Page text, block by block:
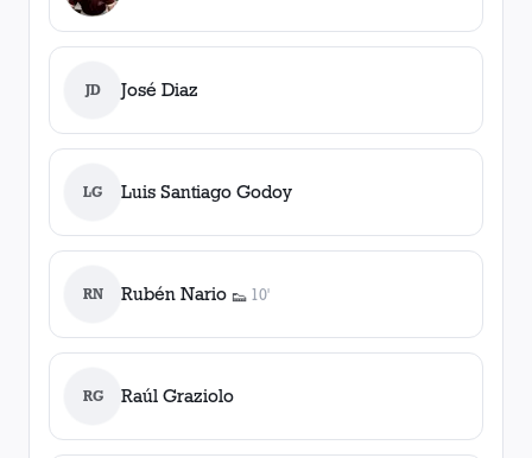
JD José Diaz
LG Luis Santiago Godoy
RN Rubén Nario 👟
1asistencia
10'
RG Raúl Graziolo